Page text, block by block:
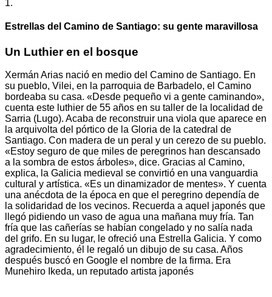
1.
Estrellas del Camino de Santiago: su gente maravillosa
Un Luthier en el bosque
Xermán Arias nació en medio del Camino de Santiago. En
su pueblo, Vilei, en la parroquia de Barbadelo, el Camino
bordeaba su casa. «Desde pequeño vi a gente caminando»,
cuenta este luthier de 55 años en su taller de la localidad de
Sarria (Lugo). Acaba de reconstruir una viola que aparece en
la arquivolta del pórtico de la Gloria de la catedral de
Santiago. Con madera de un peral y un cerezo de su pueblo.
«Estoy seguro de que miles de peregrinos han descansado
a la sombra de estos árboles», dice. Gracias al Camino,
explica, la Galicia medieval se convirtió en una vanguardia
cultural y artística. «Es un dinamizador de mentes». Y cuenta
una anécdota de la época en que el peregrino dependía de
la solidaridad de los vecinos. Recuerda a aquel japonés que
llegó pidiendo un vaso de agua una mañana muy fría. Tan
fría que las cañerías se habían congelado y no salía nada
del grifo. En su lugar, le ofreció una Estrella Galicia. Y como
agradecimiento, él le regaló un dibujo de su casa. Años
después buscó en Google el nombre de la firma. Era
Munehiro Ikeda, un reputado artista japonés